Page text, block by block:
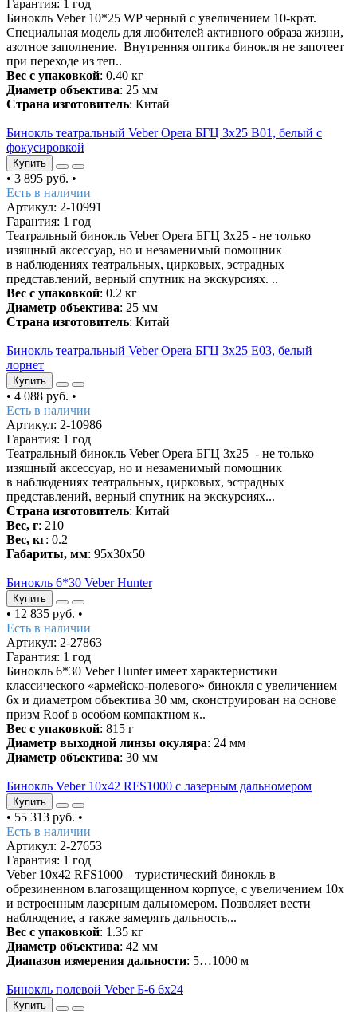
Гарантия: 1 год
Бинокль Veber 10*25 WP черный с увеличением 10-крат.
Специальная модель для любителей активного образа жизни,
азотное заполнение. Внутренняя оптика бинокля не запотеет
при переходе из теп..
Вес с упаковкой: 0.40 кг
Диаметр объектива: 25 мм
Страна изготовитель: Китай
Бинокль театральный Veber Opera БГЦ 3х25 В01, белый с
фокусировкой
Купить
• 3 895 руб. •
Есть в наличии
Артикул: 2-10991
Гарантия: 1 год
Театральный бинокль Veber Opera БГЦ 3x25 - не только
изящный аксессуар, но и незаменимый помощник
в наблюдениях театральных, цирковых, эстрадных
представлений, верный спутник на экскурсиях. ..
Вес с упаковкой: 0.2 кг
Диаметр объектива: 25 мм
Страна изготовитель: Китай
Бинокль театральный Veber Opera БГЦ 3х25 Е03, белый
лорнет
Купить
• 4 088 руб. •
Есть в наличии
Артикул: 2-10986
Гарантия: 1 год
Театральный бинокль Veber Opera БГЦ 3x25 - не только
изящный аксессуар, но и незаменимый помощник
в наблюдениях театральных, цирковых, эстрадных
представлений, верный спутник на экскурсиях...
Страна изготовитель: Китай
Вес, г: 210
Вес, кг: 0.2
Габариты, мм: 95х30х50
Бинокль 6*30 Veber Hunter
Купить
• 12 835 руб. •
Есть в наличии
Артикул: 2-27863
Гарантия: 1 год
Бинокль 6*30 Veber Hunter имеет характеристики
классического «армейско-полевого» бинокля с увеличением
6х и диаметром объектива 30 мм, сконструирован на основе
призм Roof в особом компактном к..
Вес с упаковкой: 815 г
Диаметр выходной линзы окуляра: 24 мм
Диаметр объектива: 30 мм
Бинокль Veber 10x42 RFS1000 с лазерным дальномером
Купить
• 55 313 руб. •
Есть в наличии
Артикул: 2-27653
Гарантия: 1 год
Veber 10x42 RFS1000 – туристический бинокль в
обрезиненном влагозащищенном корпусе, с увеличением 10х
и встроенным лазерным дальномером. Позволяет вести
наблюдение, а также замерять дальность,..
Вес с упаковкой: 1.35 кг
Диаметр объектива: 42 мм
Диапазон измерения дальности: 5…1000 м
Бинокль полевой Veber Б-6 6x24
Купить